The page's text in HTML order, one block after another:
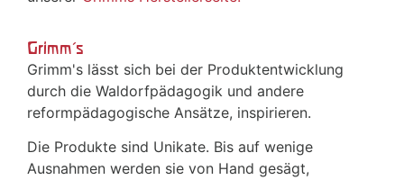
Grimm's
Grimm's lässt sich bei der Produktentwicklung
durch die Waldorfpädagogik und andere
reformpädagogische Ansätze, inspirieren.
Die Produkte sind Unikate. Bis auf wenige
Ausnahmen werden sie von Hand gesägt,